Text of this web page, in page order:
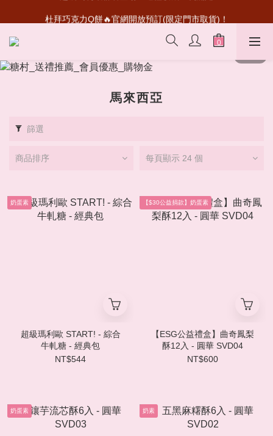
杜拜巧克力Q餅🔥官網開放預訂(限定門市取貨)！
首次加入會員💰送50元購物金
馬來西亞
篩選
商品排序 每頁顯示 24 個
奶蛋素
超級瑪利歐 START! - 綜合
牛軋糖 - 經典包
NT$544
【$30公益捐款】奶蛋素
【ESG公益禮盒】曲奇鳳梨
酥12入 - 圓華 SVD04
NT$600
奶蛋素 奶素